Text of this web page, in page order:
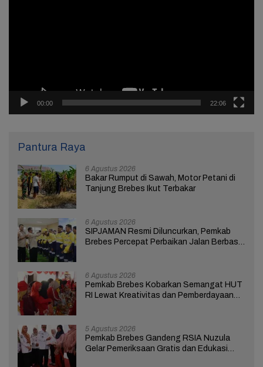
00:00 22:06
Pantura Raya
6 Agustus 2026
Bakar Rumput di Sawah, Motor Petani di
Tanjung Brebes Ikut Terbakar
6 Agustus 2026
SIPJAMAN Resmi Diluncurkan, Pemkab
Brebes Percepat Perbaikan Jalan Berbasis
6 Agustus 2026
Pemkab Brebes Kobarkan Semangat HUT
RI Lewat Kreativitas dan Pemberdayaan
5 Agustus 2026
Pemkab Brebes Gandeng RSIA Nuzula
Gelar Pemeriksaan Gratis dan Edukasi